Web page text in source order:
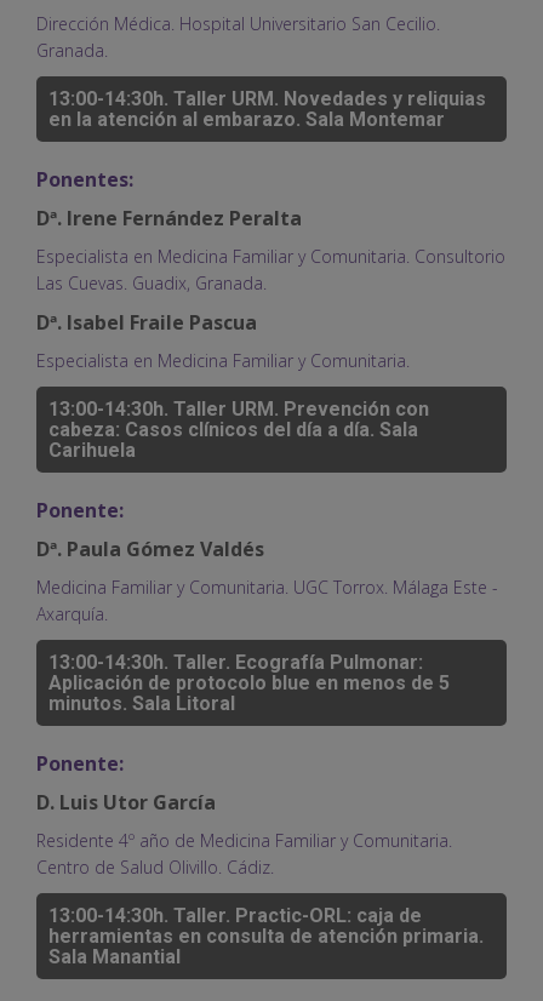
Dirección Médica. Hospital Universitario San Cecilio.
Granada.
13:00-14:30h. Taller URM. Novedades y reliquias
en la atención al embarazo. Sala Montemar
Ponentes:
Dª. Irene Fernández Peralta
Especialista en Medicina Familiar y Comunitaria. Consultorio
Las Cuevas. Guadix, Granada.
Dª. Isabel Fraile Pascua
Especialista en Medicina Familiar y Comunitaria.
13:00-14:30h. Taller URM. Prevención con
cabeza: Casos clínicos del día a día. Sala
Carihuela
Ponente:
Dª. Paula Gómez Valdés
Medicina Familiar y Comunitaria. UGC Torrox. Málaga Este -
Axarquía.
13:00-14:30h. Taller. Ecografía Pulmonar:
Aplicación de protocolo blue en menos de 5
minutos. Sala Litoral
Ponente:
D. Luis Utor García
Residente 4º año de Medicina Familiar y Comunitaria.
Centro de Salud Olivillo. Cádiz.
13:00-14:30h. Taller. Practic-ORL: caja de
herramientas en consulta de atención primaria.
Sala Manantial